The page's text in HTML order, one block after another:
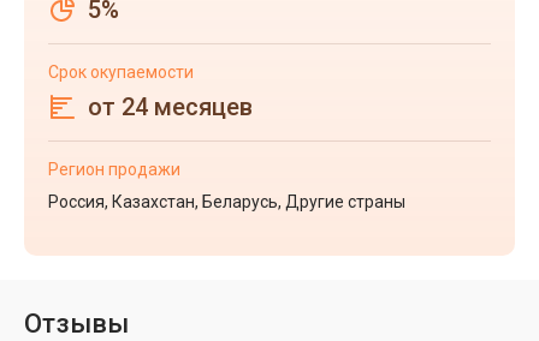
5%
Срок окупаемости
от 24 месяцев
Регион продажи
Россия, Казахстан, Беларусь, Другие страны
Отзывы